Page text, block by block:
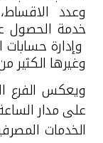
وعدد
خدمة الحصول
وإدارة
وغيرها الكثير
ويعكس الفرع
على مدار
الخدمات